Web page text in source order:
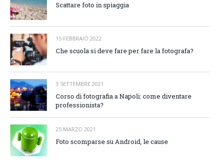
Scattare foto in spiaggia
15 FEBBRAIO 2022
Che scuola si deve fare per fare la fotografa?
3 SETTEMBRE 2021
Corso di fotografia a Napoli: come diventare
professionista?
25 MARZO 2021
Foto scomparse su Android, le cause